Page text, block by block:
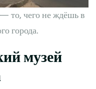
то, чего не ждёшь в
города.
музей